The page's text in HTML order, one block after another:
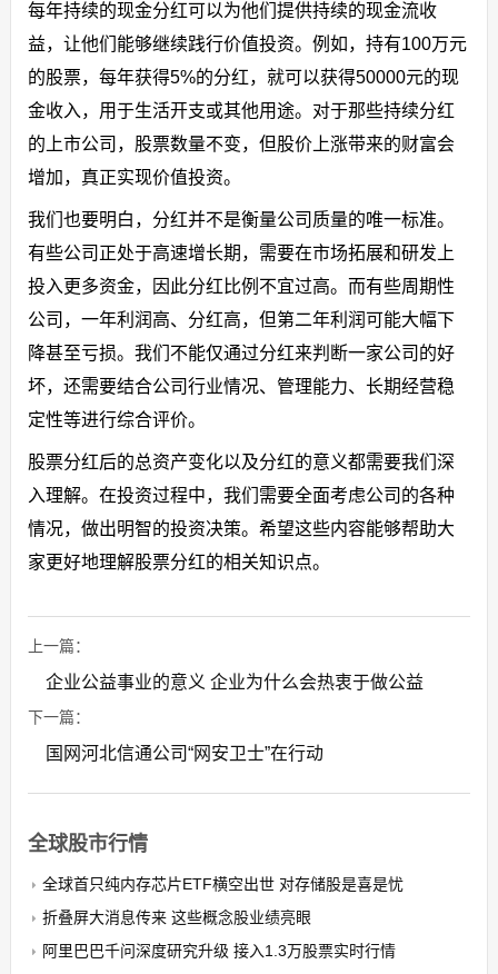
每年持续的现金分红可以为他们提供持续的现金流收
益，让他们能够继续践行价值投资。例如，持有100万元
的股票，每年获得5%的分红，就可以获得50000元的现
金收入，用于生活开支或其他用途。对于那些持续分红
的上市公司，股票数量不变，但股价上涨带来的财富会
增加，真正实现价值投资。
我们也要明白，分红并不是衡量公司质量的唯一标准。
有些公司正处于高速增长期，需要在市场拓展和研发上
投入更多资金，因此分红比例不宜过高。而有些周期性
公司，一年利润高、分红高，但第二年利润可能大幅下
降甚至亏损。我们不能仅通过分红来判断一家公司的好
坏，还需要结合公司行业情况、管理能力、长期经营稳
定性等进行综合评价。
股票分红后的总资产变化以及分红的意义都需要我们深
入理解。在投资过程中，我们需要全面考虑公司的各种
情况，做出明智的投资决策。希望这些内容能够帮助大
家更好地理解股票分红的相关知识点。
上一篇：
企业公益事业的意义 企业为什么会热衷于做公益
下一篇：
国网河北信通公司“网安卫士”在行动
全球股市行情
全球首只纯内存芯片ETF横空出世 对存储股是喜是忧
折叠屏大消息传来 这些概念股业绩亮眼
阿里巴巴千问深度研究升级 接入1.3万股票实时行情